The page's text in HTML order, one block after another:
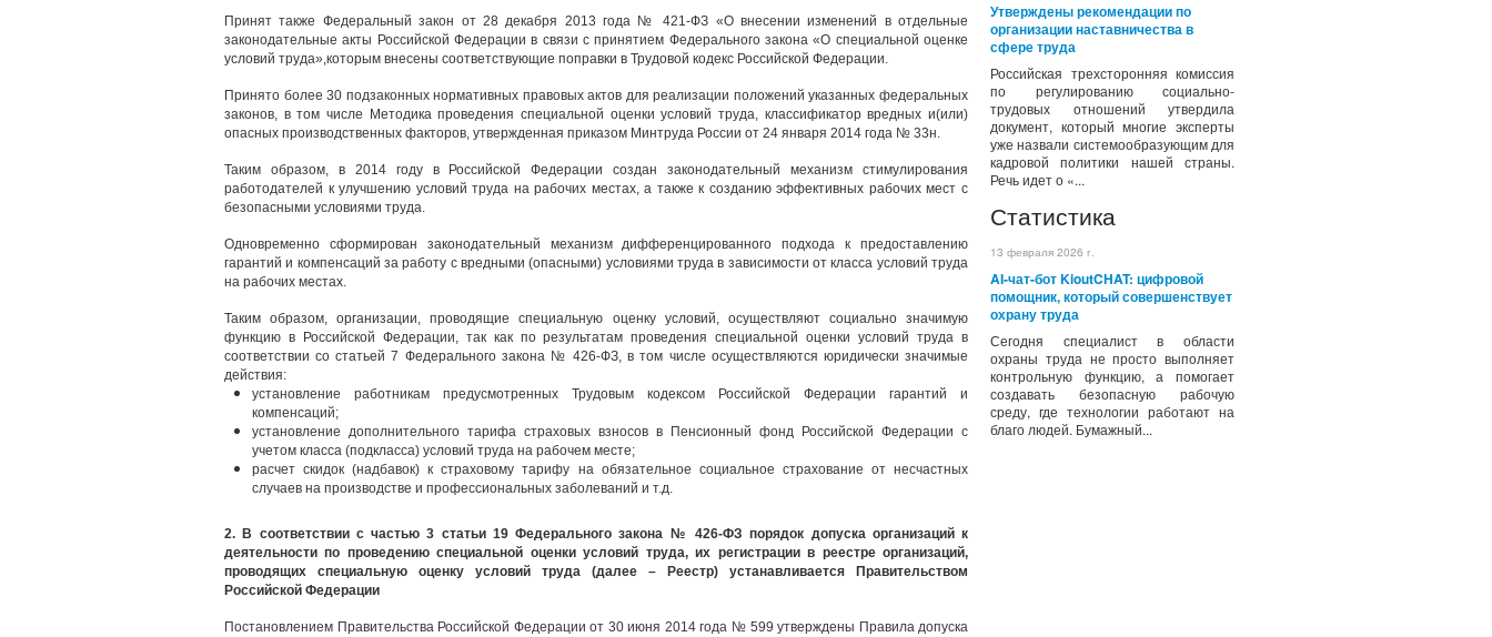
Утверждены рекомендации по
организации наставничества в
сфере труда
Российская трехсторонняя комиссия
по регулированию социально-
трудовых отношений утвердила
документ, который многие эксперты
уже назвали системообразующим для
кадровой политики нашей страны.
Речь идет о «...
Статистика
13 февраля 2026 г.
AI-чат-бот KioutCHAT: цифровой
помощник, который совершенствует
охрану труда
Сегодня специалист в области
охраны труда не просто выполняет
контрольную функцию, а помогает
создавать безопасную рабочую
среду, где технологии работают на
благо людей. Бумажный...
Принят также Федеральный закон от 28 декабря 2013 года № 421-ФЗ «О внесении изменений в отдельные
законодательные акты Российской Федерации в связи с принятием Федерального закона «О специальной оценке
условий труда»,которым внесены соответствующие поправки в Трудовой кодекс Российской Федерации.
Принято более 30 подзаконных нормативных правовых актов для реализации положений указанных федеральных
законов, в том числе Методика проведения специальной оценки условий труда, классификатор вредных и(или)
опасных производственных факторов, утвержденная приказом Минтруда России от 24 января 2014 года № 33н.
Таким образом, в 2014 году в Российской Федерации создан законодательный механизм стимулирования
работодателей к улучшению условий труда на рабочих местах, а также к созданию эффективных рабочих мест с
безопасными условиями труда.
Одновременно сформирован законодательный механизм дифференцированного подхода к предоставлению
гарантий и компенсаций за работу с вредными (опасными) условиями труда в зависимости от класса условий труда
на рабочих местах.
Таким образом, организации, проводящие специальную оценку условий, осуществляют социально значимую
функцию в Российской Федерации, так как по результатам проведения специальной оценки условий труда в
соответствии со статьей 7 Федерального закона № 426-ФЗ, в том числе осуществляются юридически значимые
действия:
установление работникам предусмотренных Трудовым кодексом Российской Федерации гарантий и
компенсаций;
установление дополнительного тарифа страховых взносов в Пенсионный фонд Российской Федерации с
учетом класса (подкласса) условий труда на рабочем месте;
расчет скидок (надбавок) к страховому тарифу на обязательное социальное страхование от несчастных
случаев на производстве и профессиональных заболеваний и т.д.
2. В соответствии с частью 3 статьи 19 Федерального закона № 426-ФЗ порядок допуска организаций к
деятельности по проведению специальной оценки условий труда, их регистрации в реестре организаций,
проводящих специальную оценку условий труда (далее – Реестр) устанавливается Правительством
Российской Федерации
Постановлением Правительства Российской Федерации от 30 июня 2014 года № 599 утверждены Правила допуска